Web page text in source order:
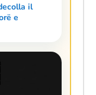
il
e